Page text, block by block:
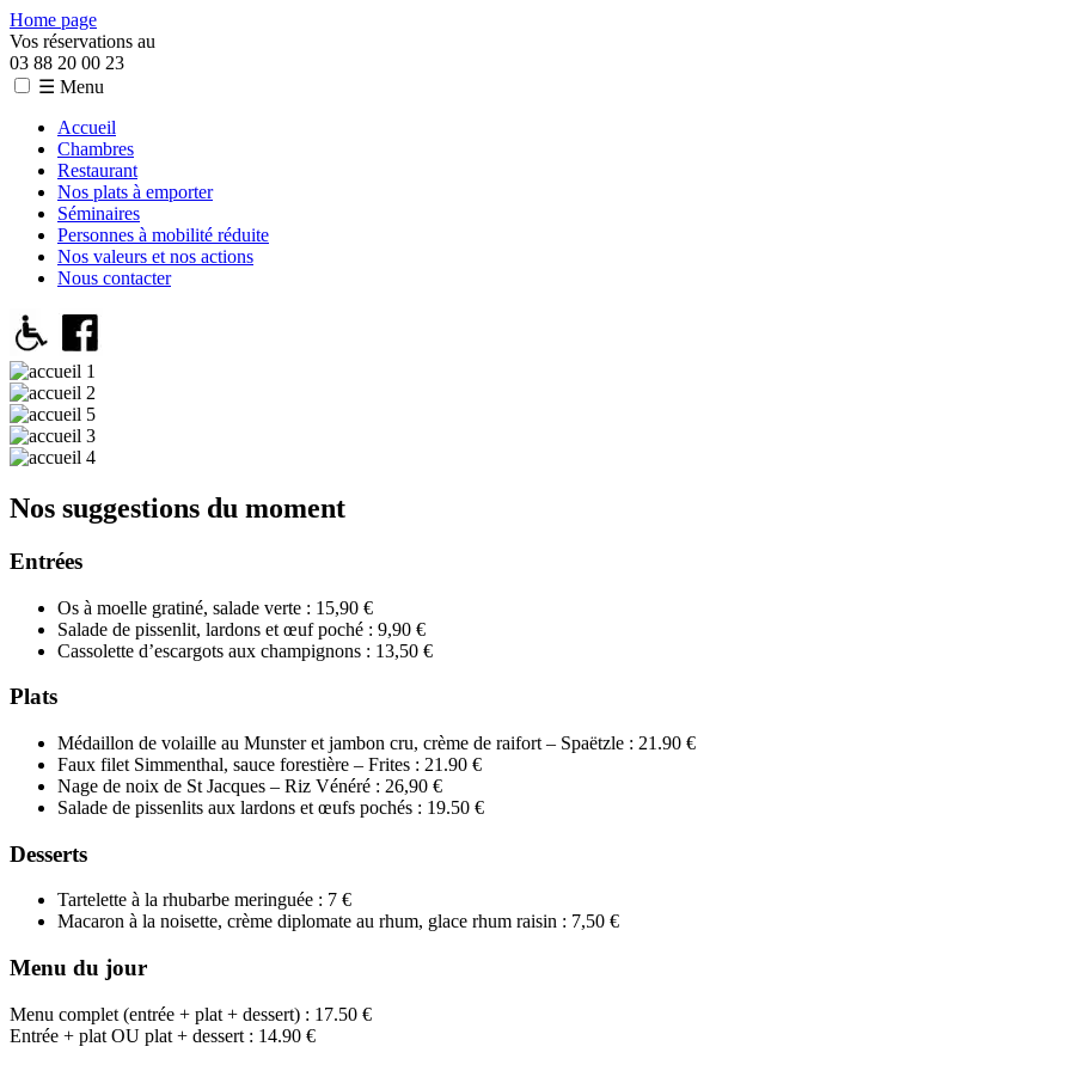
Home page
Vos réservations au
03 88 20 00 23
☰ Menu
Accueil
Chambres
Restaurant
Nos plats à emporter
Séminaires
Personnes à mobilité réduite
Nos valeurs et nos actions
Nous contacter
Nos suggestions du moment
Entrées
Os à moelle gratiné, salade verte : 15,90 €
Salade de pissenlit, lardons et œuf poché : 9,90 €
Cassolette d’escargots aux champignons : 13,50 €
Plats
Médaillon de volaille au Munster et jambon cru, crème de raifort – Spaëtzle : 21.90 €
Faux filet Simmenthal, sauce forestière – Frites : 21.90 €
Nage de noix de St Jacques – Riz Vénéré : 26,90 €
Salade de pissenlits aux lardons et œufs pochés : 19.50 €
Desserts
Tartelette à la rhubarbe meringuée : 7 €
Macaron à la noisette, crème diplomate au rhum, glace rhum raisin : 7,50 €
Menu du jour
Menu complet (entrée + plat + dessert) : 17.50 €
Entrée + plat OU plat + dessert : 14.90 €